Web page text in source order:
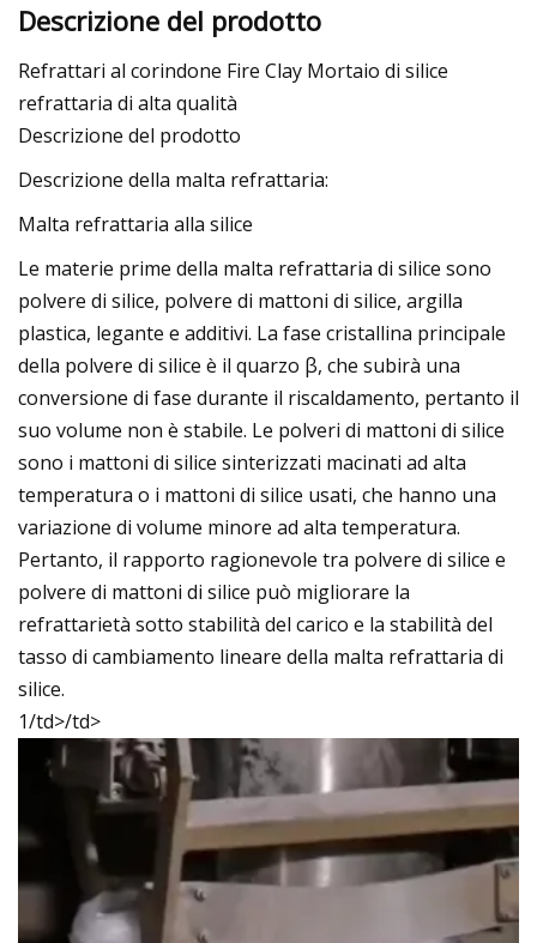
Descrizione del prodotto
Refrattari al corindone Fire Clay Mortaio di silice
refrattaria di alta qualità
Descrizione del prodotto
Descrizione della malta refrattaria:
Malta refrattaria alla silice
Le materie prime della malta refrattaria di silice sono
polvere di silice, polvere di mattoni di silice, argilla
plastica, legante e additivi. La fase cristallina principale
della polvere di silice è il quarzo β, che subirà una
conversione di fase durante il riscaldamento, pertanto il
suo volume non è stabile. Le polveri di mattoni di silice
sono i mattoni di silice sinterizzati macinati ad alta
temperatura o i mattoni di silice usati, che hanno una
variazione di volume minore ad alta temperatura.
Pertanto, il rapporto ragionevole tra polvere di silice e
polvere di mattoni di silice può migliorare la
refrattarietà sotto stabilità del carico e la stabilità del
tasso di cambiamento lineare della malta refrattaria di
silice.
1/td>/td>